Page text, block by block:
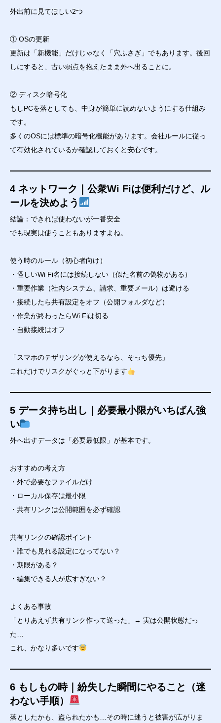
外出前に見てほしい2つ
① OSの更新
更新は「新機能」だけじゃなく「穴ふさぎ」でもあります。後回
しにすると、古い弱点を抱えたまま外へ出ることに。
② ディスク暗号化
もしPCを落としても、中身が簡単に読めないようにする仕組み
です。
多くのOSには標準の暗号化機能があります。会社ルールに従っ
て有効化されているか確認しておくと安心です。
4 ネットワーク｜公衆Wi Fiは便利だけど、ル
ールを決めよう
結論：できれば使わないが一番安全
でも現実は使うこともありますよね。
使う時のルール（初心者向け）
・怪しいWi Fi名には接続しない（似た名前の偽物がある）
・重要作業（社内システム、請求、重要メール）は避ける
・接続したら共有設定をオフ（公開フォルダなど）
・作業が終わったらWi Fiは切る
・自動接続はオフ
「スマホのテザリングが使えるなら、そっち優先」
これだけでリスクがぐっと下がります
5 データ持ち出し｜必要最小限がいちばん強
い
外へ出すデータは「必要最低限」が基本です。
おすすめの考え方
・外で必要なファイルだけ
・ローカル保存は最小限
・共有リンクは公開範囲を必ず確認
共有リンクの確認ポイント
・誰でも見れる設定になってない？
・期限がある？
・編集できる人が広すぎない？
よくある事故
「とりあえず共有リンク作って送った」→ 実は公開状態だっ
た…
これ、かなり多いです
6 もしもの時｜紛失した瞬間にやること（迷
わない手順）
落としたかも、盗られたかも…その時に迷うと被害が広がりま